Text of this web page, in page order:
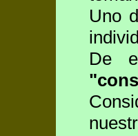
Uno
De